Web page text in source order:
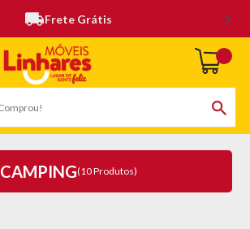
Frete Grátis
CAMPING(10 Produtos)